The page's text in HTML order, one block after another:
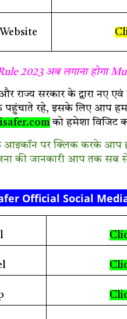
2023 अब लगाना होगा
सरकार के द्वारा नए एवं
रहे, इसके लिए आप
को हमेशा विजिट
के आइकॉन पर क्लिक करके आप
की जानकारी आप तक
Official Social